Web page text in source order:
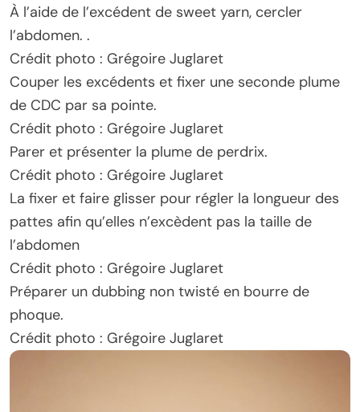
À l’aide de l’excédent de sweet yarn, cercler
l’abdomen. .
Crédit photo : Grégoire Juglaret
Couper les excédents et fixer une seconde plume
de CDC par sa pointe.
Crédit photo : Grégoire Juglaret
Parer et présenter la plume de perdrix.
Crédit photo : Grégoire Juglaret
La fixer et faire glisser pour régler la longueur des
pattes afin qu’elles n’excèdent pas la taille de
l’abdomen
Crédit photo : Grégoire Juglaret
Préparer un dubbing non twisté en bourre de
phoque.
Crédit photo : Grégoire Juglaret